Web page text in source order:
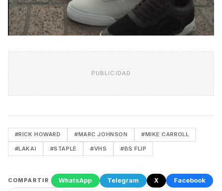
PUBLICIDAD
#RICK HOWARD #MARC JOHNSON #MIKE CARROLL
#LAKAI #STAPLE #VHS #BS FLIP
COMPARTIR WhatsApp Telegram X
Facebook